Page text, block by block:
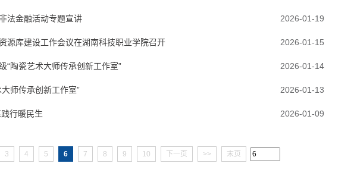
法金融活动专题宣讲 2026-01-19
源库建设工作会议在湖南科技职业学院召开 2026-01-15
“陶瓷艺术大师传承创新工作室” 2026-01-14
师传承创新工作室” 2026-01-13
行暖民生 2026-01-09
3 4 5 6 7 8 9 10 下一页 >> 末页